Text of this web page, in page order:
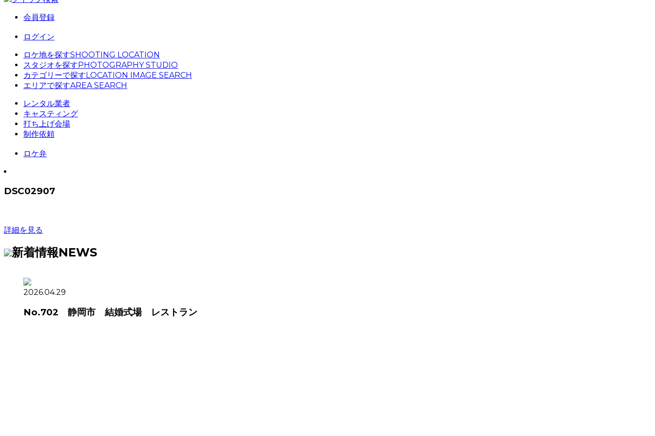
会員登録
ログイン
ロケ地を探すSHOOTING LOCATION
スタジオを探すPHOTOGRAPHY STUDIO
カテゴリーで探すLOCATION IMAGE SEARCH
エリアで探すAREA SEARCH
レンタル業者
キャスティング
打ち上げ会場
制作依頼
ロケ弁
DSC02907
詳細を見る
新着情報NEWS
2026.04.29
No.702 静岡市 結婚式場 レストラン